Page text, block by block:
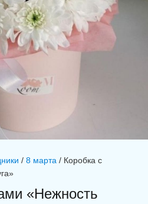
/ 8 марта / Коробка с
«Нежность